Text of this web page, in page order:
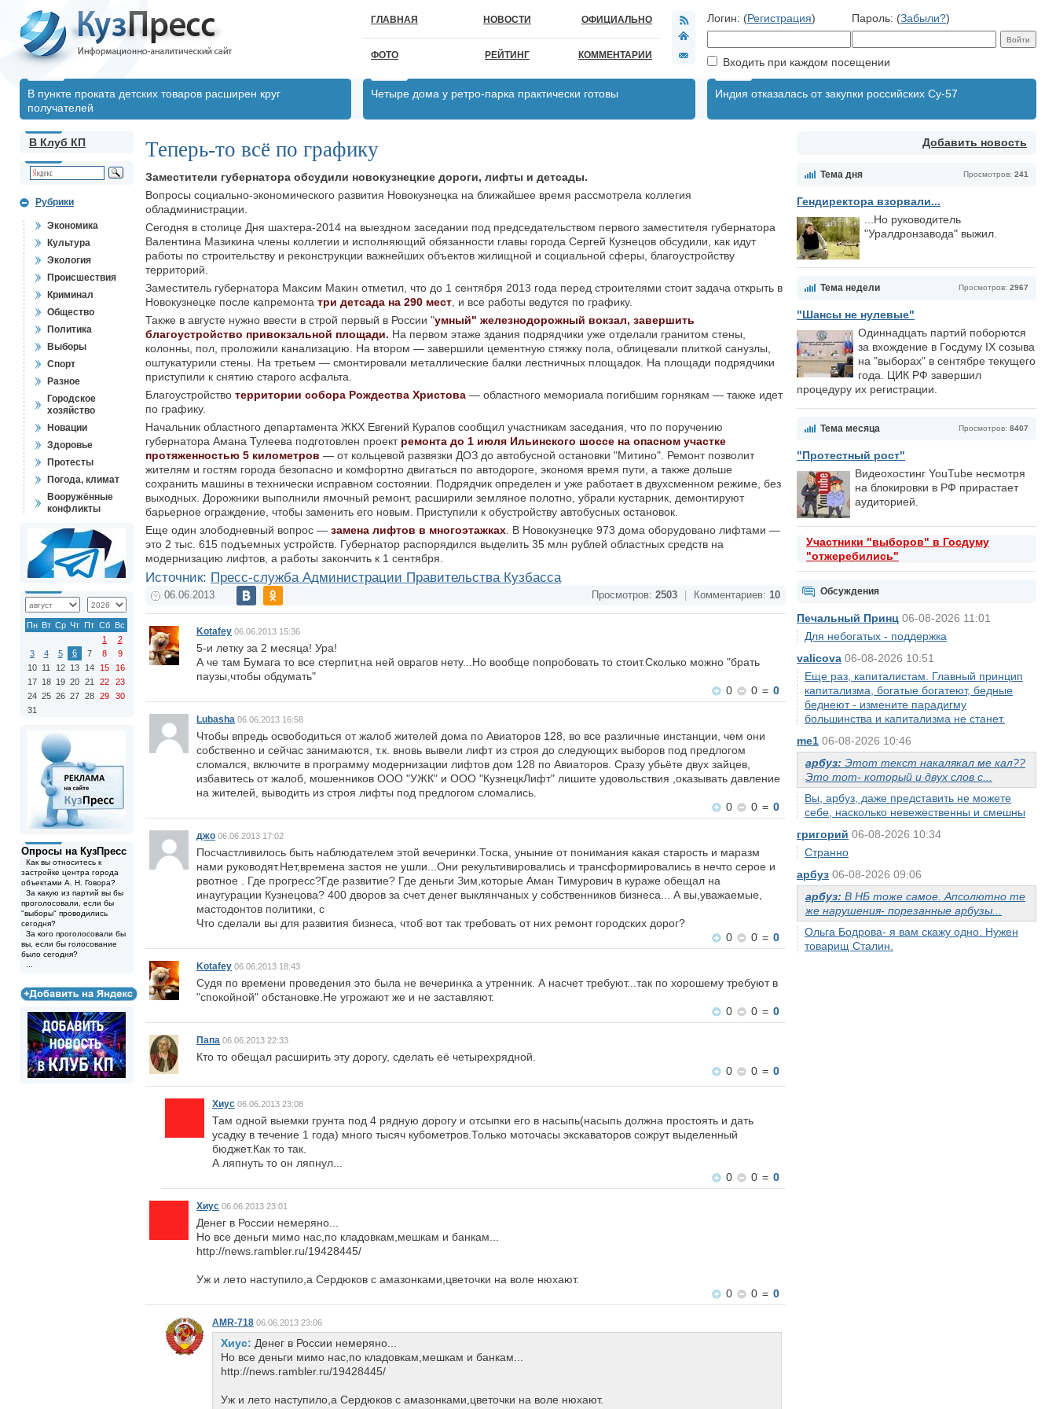
ГЛАВНАЯ НОВОСТИ ОФИЦИАЛЬНО
ФОТО РЕЙТИНГ КОММЕНТАРИИ
Логин: (Регистрация) Пароль: (Забыли?)
Входить при каждом посещении
В пункте проката детских товаров расширен круг
получателей
Четыре дома у ретро-парка практически готовы Индия отказалась от закупки российских Су-57
Добавить новость
Просмотров: 241
Тема дня
Гендиректора взорвали...
...Но руководитель
"Уралдронзавода" выжил.
Просмотров: 2967
Тема недели
"Шансы не нулевые"
Одиннадцать партий поборются
за вхождение в Госдуму IX созыва
на "выборах" в сентябре текущего
года. ЦИК РФ завершил
процедуру их регистрации.
Просмотров: 8407
Тема месяца
"Протестный рост"
Видеохостинг YouTube несмотря
на блокировки в РФ прирастает
аудиторией.
Участники "выборов" в Госдуму
"отжеребились"
Обсуждения
Печальный Принц 06-08-2026 11:01
Для небогатых - поддержка
valicova 06-08-2026 10:51
Еще раз, капиталистам. Главный принцип
капитализма, богатые богатеют, бедные
беднеют - измените парадигму
большинства и капитализма не станет.
me1 06-08-2026 10:46
арбуз: Этот текст накалякал ме кал??
Это тот- который и двух слов с...
Вы, арбуз, даже представить не можете
себе, насколько невежественны и смешны
григорий 06-08-2026 10:34
Странно
арбуз 06-08-2026 09:06
арбуз: В НБ тоже самое. Апсолютно те
же нарушения- порезанные арбузы...
Ольга Бодрова- я вам скажу одно. Нужен
товарищ Сталин.
В Клуб КП
Рубрики
Экономика
Культура
Экология
Происшествия
Криминал
Общество
Политика
Выборы
Спорт
Разное
Городское
хозяйство
Новации
Здоровье
Протесты
Погода, климат
Вооружённые
конфликты
Пн Вт Ср Чт Пт Сб Вс
1
2
3
4 5 6 7 8
9
10 11 12 13 14 15
16
17 18 19 20 21 22
23
24 25 26 27 28 29
30
31
Опросы на КузПресс
Как вы относитесь к
застройке центра города
объектами А. Н. Говора?
За какую из партий вы бы
проголосовали, если бы
"выборы" проводились
сегодня?
За кого проголосовали бы
вы, если бы голосование
было сегодня?
Теперь-то всё по графику
Заместители губернатора обсудили новокузнецкие дороги, лифты и детсады.
Вопросы социально-экономического развития Новокузнецка на ближайшее время рассмотрела коллегия
обладминистрации.
Сегодня в столице Дня шахтера-2014 на выездном заседании под председательством первого заместителя губернатора
Валентина Мазикина члены коллегии и исполняющий обязанности главы города Сергей Кузнецов обсудили, как идут
работы по строительству и реконструкции важнейших объектов жилищной и социальной сферы, благоустройству
территорий.
Заместитель губернатора Максим Макин отметил, что до 1 сентября 2013 года перед строителями стоит задача открыть в
Новокузнецке после капремонта три детсада на 290 мест , и все работы ведутся по графику.
Также в августе нужно ввести в строй первый в России "умный" железнодорожный вокзал, завершить
благоустройство привокзальной площади. На первом этаже здания подрядчики уже отделали гранитом стены,
колонны, пол, проложили канализацию. На втором — завершили цементную стяжку пола, облицевали плиткой санузлы,
оштукатурили стены. На третьем — смонтировали металлические балки лестничных площадок. На площади подрядчики
приступили к снятию старого асфальта.
Благоустройство территории собора Рождества Христова — областного мемориала погибшим горнякам — также идет
по графику.
Начальник областного департамента ЖКХ Евгений Курапов сообщил участникам заседания, что по поручению
губернатора Амана Тулеева подготовлен проектремонта до 1 июля Ильинского шоссе на опасном участке
протяженностью 5 километров — от кольцевой развязки ДОЗ до автобусной остановки "Митино". Ремонт позволит
жителям и гостям города безопасно и комфортно двигаться по автодороге, экономя время пути, а также дольше
сохранить машины в технически исправном состоянии. Подрядчик определен и уже работает в двухсменном режиме, без
выходных. Дорожники выполнили ямочный ремонт, расширили земляное полотно, убрали кустарник, демонтируют
барьерное ограждение, чтобы заменить его новым. Приступили к обустройству автобусных остановок.
Еще один злободневный вопрос — замена лифтов в многоэтажках . В Новокузнецке 973 дома оборудовано лифтами —
это 2 тыс. 615 подъемных устройств. Губернатор распорядился выделить 35 млн рублей областных средств на
модернизацию лифтов, а работы закончить к 1 сентября.
Источник: Пресс-служба Администрации Правительства Кузбасса
06.06.2013 Просмотров: 2503 Комментариев: 10
Kotafey 06.06.2013 15:36
5-и летку за 2 месяца! Ура!
А че там Бумага то все стерпит,на ней оврагов нету...Но вообще попробовать то стоит.Сколько можно "брать
паузы,чтобы обдумать"
0
0 = 0
Lubasha 06.06.2013 16:58
Чтобы впредь освободиться от жалоб жителей дома по Авиаторов 128, во все различные инстанции, чем они
собственно и сейчас занимаются, т.к. вновь вывели лифт из строя до следующих выборов под предлогом
сломался, включите в программу модернизации лифтов дом 128 по Авиаторов. Сразу убьёте двух зайцев,
избавитесь от жалоб, мошенников ООО "УЖК" и ООО "КузнецкЛифт" лишите удовольствия ,оказывать давление
на жителей, выводить из строя лифты под предлогом сломались.
0
0 = 0
джо 06.06.2013 17:02
Посчастливилось быть наблюдателем этой вечеринки.Тоска, уныние от понимания какая старость и маразм
нами руководят.Нет,времена застоя не ушли...Они рекультивировались и трансформировались в нечто серое и
рвотное . Где прогресс?Где развитие? Где деньги Зим,которые Аман Тимурович в кураже обещал на
инаугурации Кузнецова? 400 дворов за счет денег выклянчаных у собственников бизнеса... А вы,уважаемые,
мастодонтов политики, с
Что сделали вы для развития бизнеса, чтоб вот так требовать от них ремонт городских дорог?
0
0 = 0
Kotafey 06.06.2013 18:43
Судя по времени проведения это была не вечеринка а утренник. А насчет требуют...так по хорошему требуют в
"спокойной" обстановке.Не угрожают же и не заставляют.
0
0 = 0
Папа 06.06.2013 22:33
Кто то обещал расширить эту дорогу, сделать её четырехрядной.
0
0 = 0
Хиус 06.06.2013 23:08
Там одной выемки грунта под 4 рядную дорогу и отсыпки его в насыпь(насыпь должна простоять и дать
усадку в течение 1 года) много тысяч кубометров.Только моточасы экскаваторов сожрут выделенный
бюджет.Как то так.
А ляпнуть то он ляпнул...
0
0 = 0
Хиус 06.06.2013 23:01
Денег в России немеряно...
Но все деньги мимо нас,по кладовкам,мешкам и банкам...
http://news.rambler.ru/19428445/
Уж и лето наступило,а Сердюков с амазонками,цветочки на воле нюхают.
0
0 = 0
AMR-718 06.06.2013 23:06
Хиус: Денег в России немеряно...
Но все деньги мимо нас,по кладовкам,мешкам и банкам...
http://news.rambler.ru/19428445/
Уж и лето наступило,а Сердюков с амазонками,цветочки на воле нюхают.